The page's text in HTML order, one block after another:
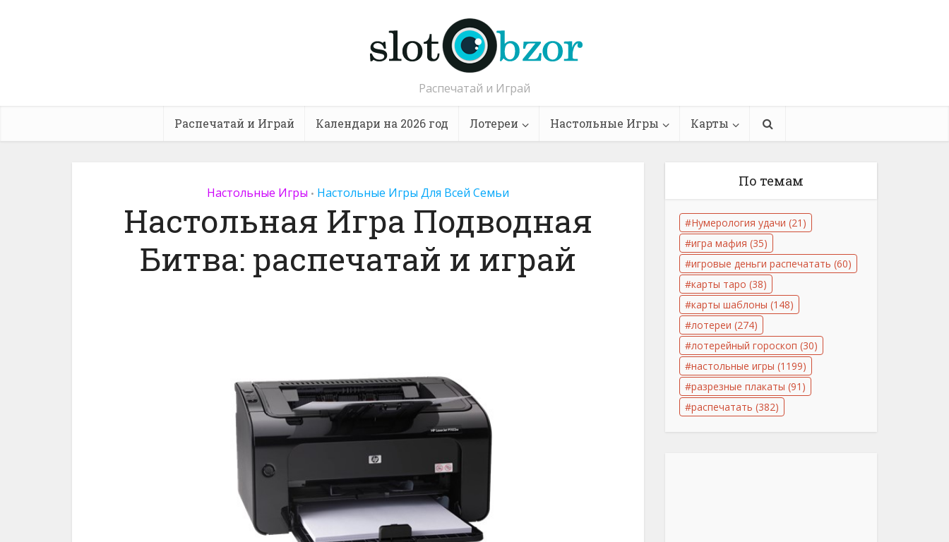
Распечатай и Играй
Распечатай и Играй Календари на 2026 год Лотереи Настольные Игры Карты
Настольные Игры • Настольные Игры Для Всей Семьи
Настольная Игра Подводная
Битва: распечатай и играй
По темам
Нумерология удачи (21)
игра мафия (35)
игровые деньги распечатать (60)
карты таро (38)
карты шаблоны (148)
лотереи (274)
лотерейный гороскоп (30)
настольные игры (1199)
разрезные плакаты (91)
распечатать (382)